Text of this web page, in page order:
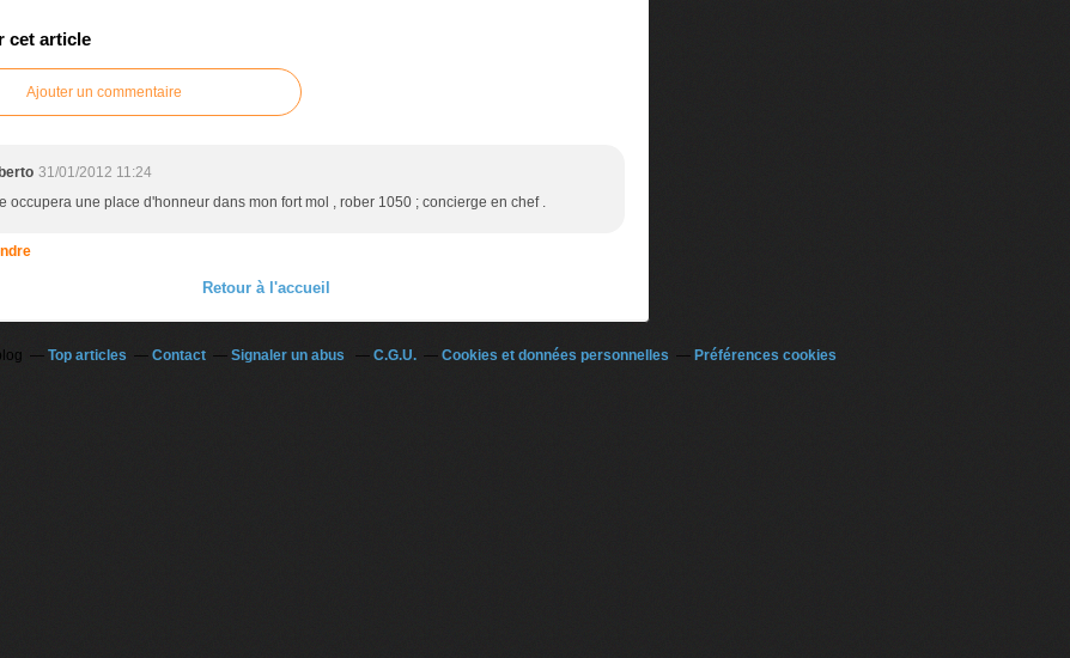
cet article
Ajouter un commentaire
31/01/2012 11:24
occupera une place d'honneur dans mon fort mol , rober 1050 ; concierge en chef .
Retour à l'accueil
Top articles Contact Signaler un abus C.G.U. Cookies et données personnelles Préférences cookies